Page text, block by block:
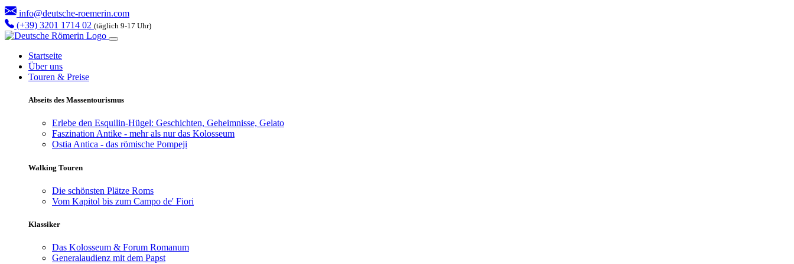
info@deutsche-roemerin.com
(+39) 3201 1714 02 (täglich 9-17 Uhr)
Startseite
Über uns
Touren & Preise
Abseits des Massentourismus
Erlebe den Esquilin-Hügel: Geschichten, Geheimnisse, Gelato
Faszination Antike - mehr als nur das Kolosseum
Ostia Antica - das römische Pompeji
Walking Touren
Die schönsten Plätze Roms
Vom Kapitol bis zum Campo de' Fiori
Klassiker
Das Kolosseum & Forum Romanum
Generalaudienz mit dem Papst